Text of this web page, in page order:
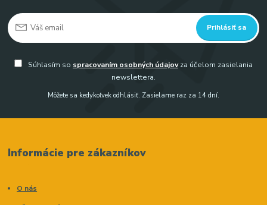
Prihlásiť sa
Súhlasím so spracovaním osobných údajovza účelom zasielania
newslettera.
Môžete sa kedykoľvek odhlásiť. Zasielame raz za 14 dní.
Informácie pre zákazníkov
O nás